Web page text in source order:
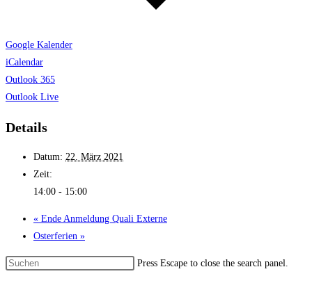
Google Kalender
iCalendar
Outlook 365
Outlook Live
Details
Datum: 22. März 2021
Zeit:
14:00 - 15:00
« Ende An­meldung Quali Ex­terne
Oster­ferien »
Press Escape to close the search panel.